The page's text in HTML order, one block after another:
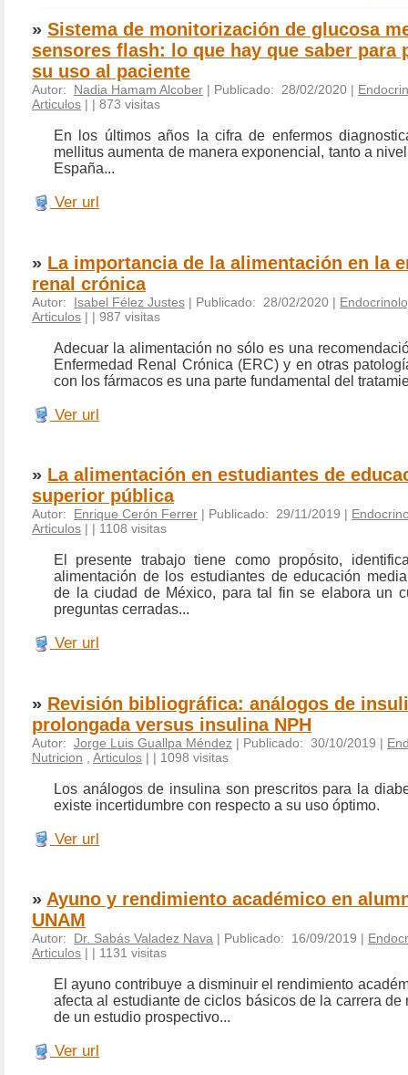
» Sistema de monitorización de glucosa
sensores flash: lo que hay que saber para
su uso al paciente
Autor: Nadia Hamam Alcober | Publicado: 28/02/2020 |
Articulos | | 873 visitas
En los últimos años la cifra de enfermos
mellitus aumenta de manera exponencial, tanto a
España...
Ver url
» La importancia de la alimentación en la
renal crónica
Autor: Isabel Félez Justes | Publicado: 28/02/2020 |
Articulos | | 987 visitas
Adecuar la alimentación no sólo es una
Enfermedad Renal Crónica (ERC) y en otras
con los fármacos es una parte fundamental del
Ver url
» La alimentación en estudiantes de
superior pública
Autor: Enrique Cerón Ferrer | Publicado: 29/11/2019 |
Articulos | | 1108 visitas
El presente trabajo tiene como propósito,
alimentación de los estudiantes de educación
de la ciudad de México, para tal fin se elabora un
preguntas cerradas...
Ver url
» Revisión bibliográfica: análogos de
prolongada versus insulina NPH
Autor: Jorge Luis Guallpa Méndez | Publicado: 30/10/2019 |
Nutricion
Articulos | | 1098 visitas
Los análogos de insulina son prescritos para la
existe incertidumbre con respecto a su uso óptimo.
Ver url
» Ayuno y rendimiento académico en
UNAM
Autor: Dr. Sabás Valadez Nava | Publicado: 16/09/2019 |
Articulos | | 1131 visitas
El ayuno contribuye a disminuir el rendimiento
afecta al estudiante de ciclos básicos de la carrera de
de un estudio prospectivo...
Ver url